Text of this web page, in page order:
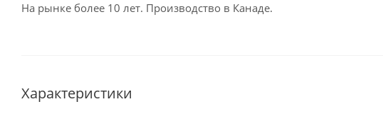
На рынке более 10 лет. Производство в Канаде.
Характеристики